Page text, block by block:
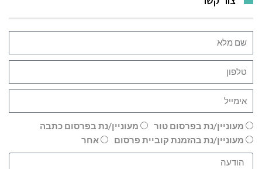
מעוניין/נת בפרסום טור
מעוניין/נת בפרסום כתבה
מעוניין/נת בהזמנת קוביית פרסום
אחר